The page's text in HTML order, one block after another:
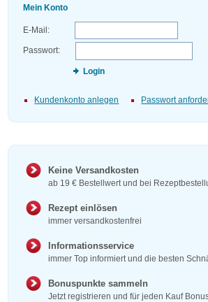
Mein Konto
E-Mail:
Passwort:
Login
Kundenkonto anlegen Passwort
Keine Versandkosten
ab 19 € Bestellwert und bei
Rezept einlösen
immer versandkostenfrei
Informationsservice
immer Top informiert und die besten
Bonuspunkte sammeln
Jetzt registrieren und für jeden Kauf